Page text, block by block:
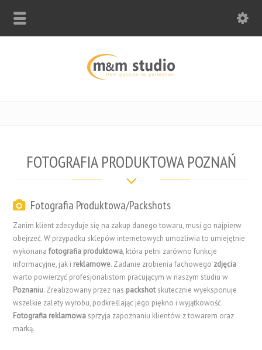
FOTOGRAFIA PRODUKTOWA POZNAŃ
Fotografia Produktowa/Packshots
Zanim klient zdecyduje się na zakup danego towaru, musi go najpierw
obejrzeć. W przypadku sklepów internetowych umożliwia to umiejętnie
wykonanafotografia produktowa, która pełni zarówno funkcje
informacyjne, jak i reklamowe. Zadanie zrobienia fachowego zdjęcia
warto powierzyć profesjonalistom pracującym w naszym studiu w
Poznaniu. Zrealizowany przez nas packshotskutecznie wyeksponuje
wszelkie zalety wyrobu, podkreślając jego piękno i wyjątkowość.
Fotografia reklamowa sprzyja zapoznaniu klientów z towarem oraz
marką.